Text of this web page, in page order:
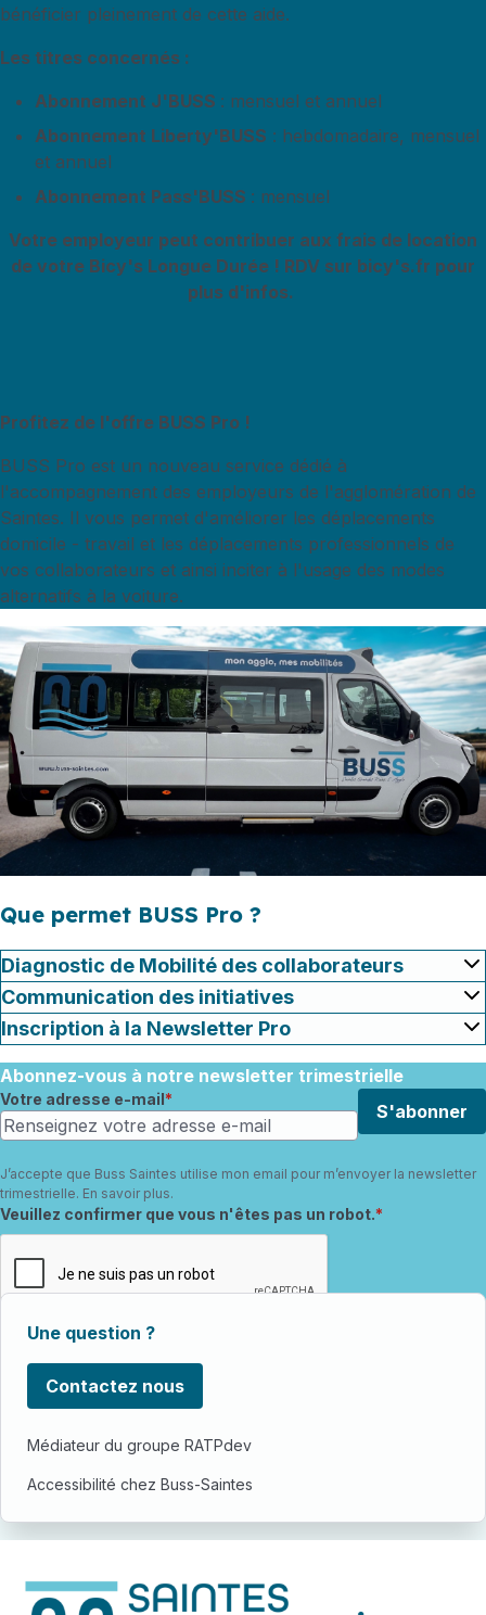
bénéficier pleinement de cette aide.
Les titres concernés :
Abonnement J'BUSS : mensuel et annuel
Abonnement Liberty'BUSS : hebdomadaire, mensuel
et annuel
Abonnement Pass'BUSS : mensuel
Votre employeur peut contribuer aux frais de location
de votre Bicy's Longue Durée ! RDV sur bicy's.fr pour
plus d'infos.
Profitez de l'offre BUSS Pro !
BUSS Pro est un nouveau service dédié à
l'accompagnement des employeurs de l'agglomération de
Saintes. Il vous permet d'améliorer les déplacements
domicile - travail et les déplacements professionnels de
vos collaborateurs et ainsi inciter à l'usage des modes
alternatifs à la voiture.
Que permet BUSS Pro ?
Diagnostic de Mobilité des collaborateurs
Communication des initiatives
Inscription à la Newsletter Pro
Abonnez-vous à notre newsletter trimestrielle
Votre adresse e-mail
S'abonner
J’accepte que Buss Saintes utilise mon email pour m’envoyer la newsletter
trimestrielle. En savoir plus.
Champ requis
Veuillez confirmer que vous n'êtes pas un robot.
Une question ?
Contactez nous
Médiateur du groupe RATPdev
Accessibilité chez Buss-Saintes